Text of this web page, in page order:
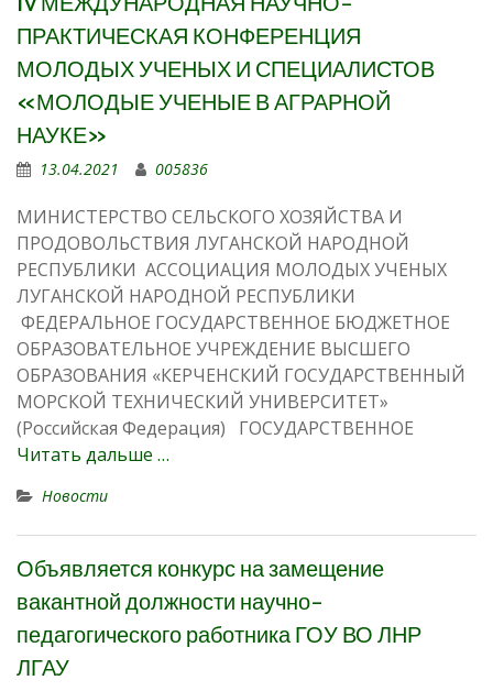
ПРАКТИЧЕСКАЯ КОНФЕРЕНЦИЯ
МОЛОДЫХ УЧЕНЫХ И СПЕЦИАЛИСТОВ
«МОЛОДЫЕ УЧЕНЫЕ В АГРАРНОЙ
НАУКЕ»
13.04.2021 005836
МИНИСТЕРСТВО СЕЛЬСКОГО ХОЗЯЙСТВА И
ПРОДОВОЛЬСТВИЯ ЛУГАНСКОЙ НАРОДНОЙ
РЕСПУБЛИКИ АССОЦИАЦИЯ МОЛОДЫХ УЧЕНЫХ
ЛУГАНСКОЙ НАРОДНОЙ РЕСПУБЛИКИ
ФЕДЕРАЛЬНОЕ ГОСУДАРСТВЕННОЕ БЮДЖЕТНОЕ
ОБРАЗОВАТЕЛЬНОЕ УЧРЕЖДЕНИЕ ВЫСШЕГО
ОБРАЗОВАНИЯ «КЕРЧЕНСКИЙ ГОСУДАРСТВЕННЫЙ
МОРСКОЙ ТЕХНИЧЕСКИЙ УНИВЕРСИТЕТ»
(Российская Федерация) ГОСУДАРСТВЕННОЕ
Читать дальше …
Новости
Объявляется конкурс на замещение
вакантной должности научно-
педагогического работника ГОУ ВО ЛНР
ЛГАУ